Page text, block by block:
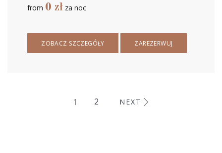
from 0 zł za noc
ZOBACZ SZCZEGÓŁY ZAREZERWUJ
1 2 NEXT